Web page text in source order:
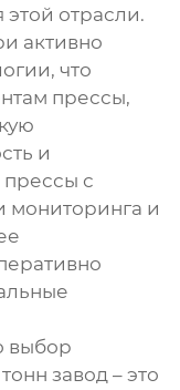
отрасли.
активно
что
прессы,
и
с
мониторинга и
выбор
завод– это